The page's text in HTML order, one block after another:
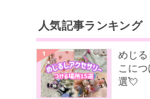
人気記事ランキング
めじ
こに
選💘